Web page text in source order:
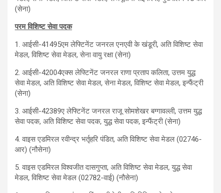
(सेना)
परम विशिष्ट सेवा पदक
1. आईसी-41495एम लेफ्टिनेंट जनरल एनएवी के खंडूरी, अति विशिष्ट सेवा
मेडल, विशिष्ट सेवा मेडल, सेना वायु रक्षा (सेना)
2. आईसी-42004एक्स लेफ्टिनेंट जनरल राणा प्रताप कलिता, उत्तम युद्ध
सेवा मेडल, अति विशिष्ट सेवा मेडल, सेना मेडल, विशिष्ट सेवा मेडल, इन्फैंट्री
(सेना)
3. आईसी-42389ए लेफ्टिनेंट जनरल राजू सोमशेखर बग्गावल्ली, उत्तम युद्ध
सेवा पदक, अति विशिष्ट सेवा पदक, युद्ध सेवा पदक, इन्फैंट्री (सेना)
4. वाइस एडमिरल रवीन्द्र भर्तृहरि पंडित, अति विशिष्ट सेवा मेडल (02746-
आर) (नौसेना)
5. वाइस एडमिरल विश्वजीत दासगुप्ता, अति विशिष्ट सेवा मेडल, युद्ध सेवा
मेडल, विशिष्ट सेवा मेडल (02782-वाई) (नौसेना)